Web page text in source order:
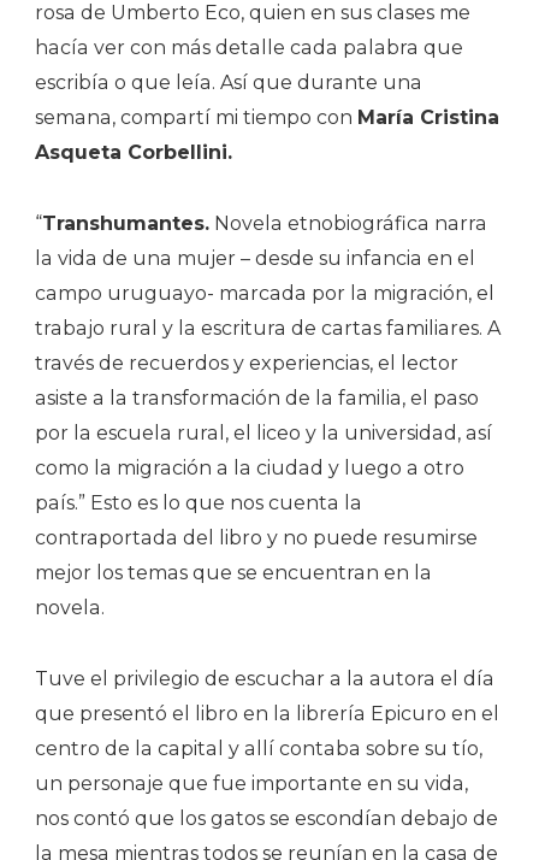
rosa de Umberto Eco, quien en sus clases me
hacía ver con más detalle cada palabra que
escribía o que leía. Así que durante una
semana, compartí mi tiempo con María Cristina
Asqueta Corbellini.
“Transhumantes. Novela etnobiográfica narra
la vida de una mujer – desde su infancia en el
campo uruguayo- marcada por la migración, el
trabajo rural y la escritura de cartas familiares. A
través de recuerdos y experiencias, el lector
asiste a la transformación de la familia, el paso
por la escuela rural, el liceo y la universidad, así
como la migración a la ciudad y luego a otro
país.” Esto es lo que nos cuenta la
contraportada del libro y no puede resumirse
mejor los temas que se encuentran en la
novela.
Tuve el privilegio de escuchar a la autora el día
que presentó el libro en la librería Epicuro en el
centro de la capital y allí contaba sobre su tío,
un personaje que fue importante en su vida,
nos contó que los gatos se escondían debajo de
la mesa mientras todos se reunían en la casa de